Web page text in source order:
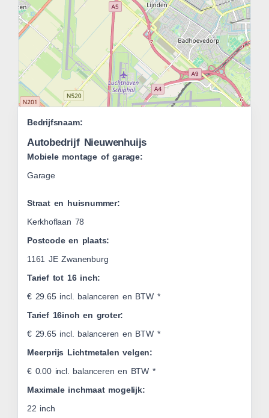
Bedrijfsnaam:
Autobedrijf Nieuwenhuijs
Mobiele montage of garage:
Garage
Straat en huisnummer:
Kerkhoflaan 78
Postcode en plaats:
1161 JE Zwanenburg
Tarief tot 16 inch:
€ 29.65 incl. balanceren en BTW *
Tarief 16inch en groter:
€ 29.65 incl. balanceren en BTW *
Meerprijs Lichtmetalen velgen:
€ 0.00 incl. balanceren en BTW *
Maximale inchmaat mogelijk:
22 inch